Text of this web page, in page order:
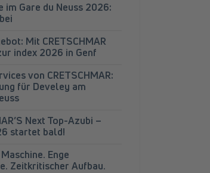
im Gare du Neuss 2026:
Mit CRETSCHMAR
index 2026 in Genf
von CRETSCHMAR:
für Develey am
Next Top-Azubi –
startet bald!
Enge
Zeitkritischer Aufbau.